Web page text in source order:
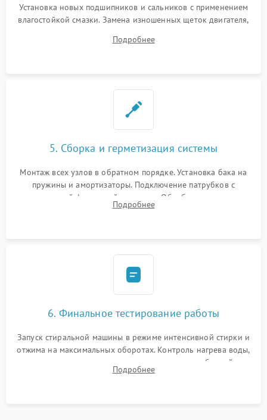
Установка новых подшипников и сальников с применением
влагостойкой смазки. Замена изношенных щеток двигателя,
или поврежденной резиновой манжеты.
Подробнее
5. Сборка и герметизация системы
Монтаж всех узлов в обратном порядке. Установка бака на
пружины и амортизаторы. Подключение патрубков с
надежной фиксацией хомутами. Обработка стыков
герметиком для предотвращения возможных протечек воды.
Подробнее
6. Финальное тестирование работы
Запуск стиральной машины в режиме интенсивной стирки и
отжима на максимальных оборотах. Контроль нагрева воды,
корректности слива, отсутствия излишних вибраций,
посторонних стуков и протечек под корпусом.
Подробнее